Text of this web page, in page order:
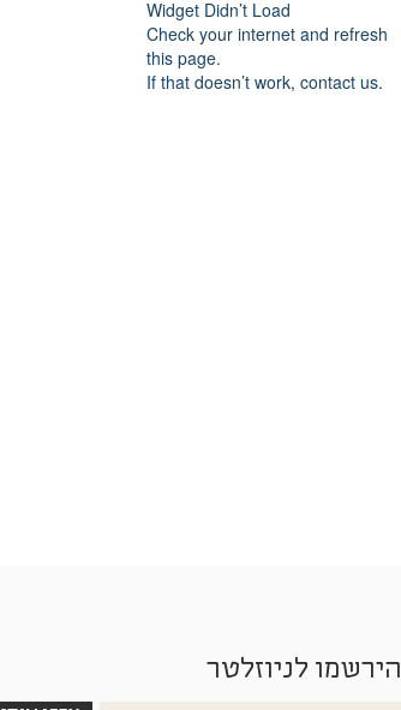
Widget Didn’t Load
Check your internet and refresh
this page.
If that doesn’t work, contact us.
הירשמו לניוזלטר